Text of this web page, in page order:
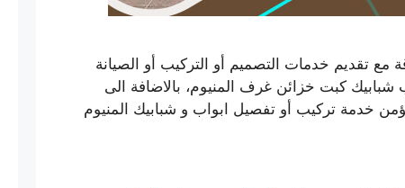
مع تقديم خدمات التصميم أو التركيب أو الصيانة
كبت خزائن غرف المنيوم، بالاضافة الى
خدمة تركيب أو تفصيل ابواب و شبابيك المنيوم